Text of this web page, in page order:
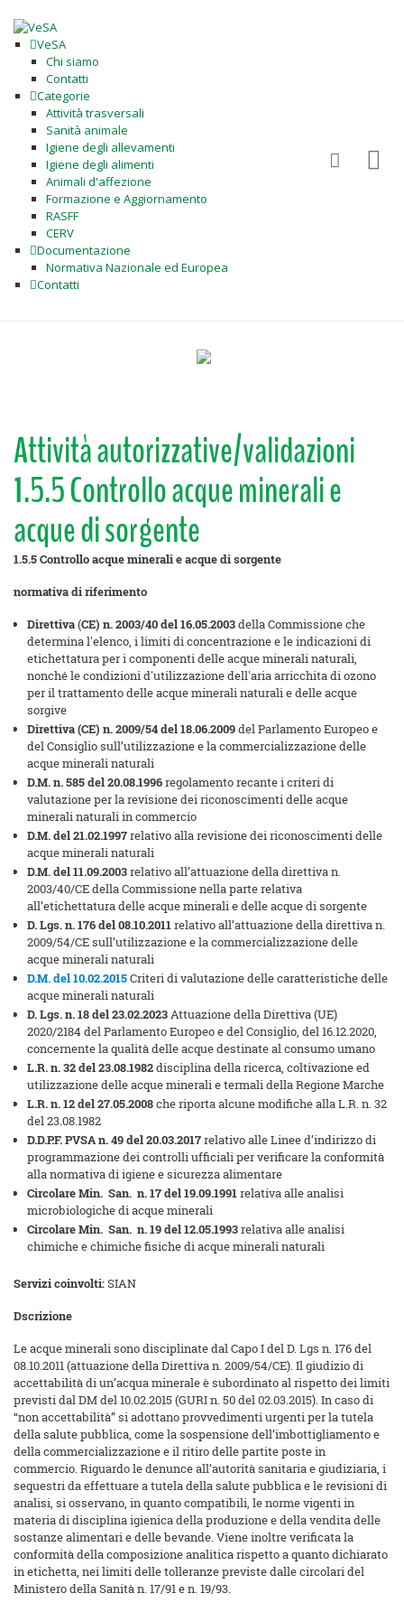
VeSA
Chi siamo
Contatti
Categorie
Attività trasversali
Sanità animale
Igiene degli allevamenti
Igiene degli alimenti
Animali d'affezione
Formazione e Aggiornamento
RASFF
CERV
Documentazione
Normativa Nazionale ed Europea
Contatti
Attività autorizzative/validazioni
1.5.5 Controllo acque minerali e
acque di sorgente
1.5.5Controllo acque minerali e acque di sorgente
normativa di riferimento
Direttiva(CE) n. 2003/40 del 16.05.2003della Commissione che
determina l'elenco, i limiti di concentrazione e le indicazioni di
etichettatura per i componenti delle acque minerali naturali,
nonché le condizioni d'utilizzazione dell'aria arricchita di ozono
per il trattamento delle acque minerali naturali e delle acque
sorgive
Direttiva (CE) n. 2009/54 del 18.06.2009del Parlamento Europeo e
del Consiglio sull’utilizzazione e la commercializzazione delle
acque minerali naturali
D.M. n. 585 del 20.08.1996regolamento recante i criteri di
valutazione per la revisione dei riconoscimenti delle acque
minerali naturali in commercio
D.M. del 21.02.1997relativo alla revisione dei riconoscimenti delle
acque minerali naturali
D.M. del 11.09.2003relativo all’attuazione della direttiva n.
2003/40/CE della Commissione nella parte relativa
all’etichettatura delle acque minerali e delle acque di sorgente
D. Lgs. n. 176 del 08.10.2011relativo all’attuazione della direttiva n.
2009/54/CE sull’utilizzazione e la commercializzazione delle
acque minerali naturali
D.M. del 10.02.2015Criteri di valutazione delle caratteristiche delle
acque minerali naturali
D. Lgs. n. 18del 23.02.2023Attuazione della Direttiva (UE)
2020/2184 del Parlamento Europeo e del Consiglio, del 16.12.2020,
concernente la qualità delle acque destinate al consumo umano
L.R. n. 32 del 23.08.1982disciplina della ricerca, coltivazione ed
utilizzazione delle acque minerali e termali della Regione Marche
L.R. n. 12 del 27.05.2008che riporta alcune modifiche alla L.R. n. 32
del 23.08.1982
D.D.P.F. PVSA n. 49del 20.03.2017relativo alle Linee d’indirizzo di
programmazione dei controlli ufficiali per verificare la conformità
alla normativa di igiene e sicurezza alimentare
Circolare Min. San. n. 17 del 19.09.1991relativa alle analisi
microbiologiche di acque minerali
Circolare Min. San. n. 19 del 12.05.1993relativa alle analisi
chimiche e chimiche fisiche di acque minerali naturali
Servizi coinvolti:SIAN
Dscrizione
Le acque minerali sono disciplinate dal Capo I del D. Lgs n. 176 del
08.10.2011 (attuazione della Direttiva n. 2009/54/CE). Il giudizio di
accettabilità di un’acqua minerale è subordinato al rispetto dei limiti
previsti dal DM del 10.02.2015 (GURI n. 50 del 02.03.2015). In caso di
“non accettabilità” si adottano provvedimenti urgenti per la tutela
della salute pubblica, come la sospensione dell’imbottigliamento e
della commercializzazione e il ritiro delle partite poste in
commercio. Riguardo le denunce all’autorità sanitaria e giudiziaria, i
sequestri da effettuare a tutela della salute pubblica e le revisioni di
analisi, si osservano, in quanto compatibili, le norme vigenti in
materia di disciplina igienica della produzione e della vendita delle
sostanze alimentari e delle bevande. Viene inoltre verificata la
conformità della composizione analitica rispetto a quanto dichiarato
in etichetta, nei limiti delle tolleranze previste dalle circolari del
Ministero della Sanità n. 17/91 e n. 19/93.